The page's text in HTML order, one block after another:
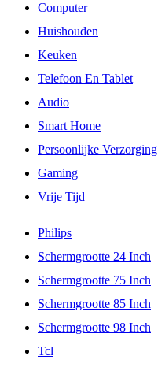
Computer
Huishouden
Keuken
Telefoon En Tablet
Audio
Smart Home
Persoonlijke Verzorging
Gaming
Vrije Tijd
Philips
Schermgrootte 24 Inch
Schermgrootte 75 Inch
Schermgrootte 85 Inch
Schermgrootte 98 Inch
Tcl